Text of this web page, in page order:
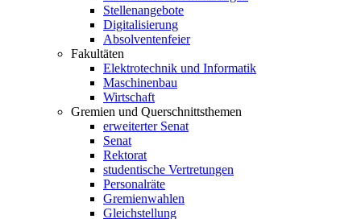
Stellenangebote
Digitalisierung
Absolventenfeier
Fakultäten
Elektrotechnik und Informatik
Maschinenbau
Wirtschaft
Gremien und Querschnittsthemen
erweiterter Senat
Senat
Rektorat
studentische Vertretungen
Personalräte
Gremienwahlen
Gleichstellung